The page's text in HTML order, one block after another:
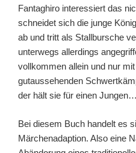
Fantaghiro interessiert das
schneidet sich die junge
ab und tritt als Stallbursche
unterwegs allerdings
vollkommen allein und nur
gutaussehenden
der hält sie für einen
Bei diesem Buch handelt es
Märchenadaption. Also eine